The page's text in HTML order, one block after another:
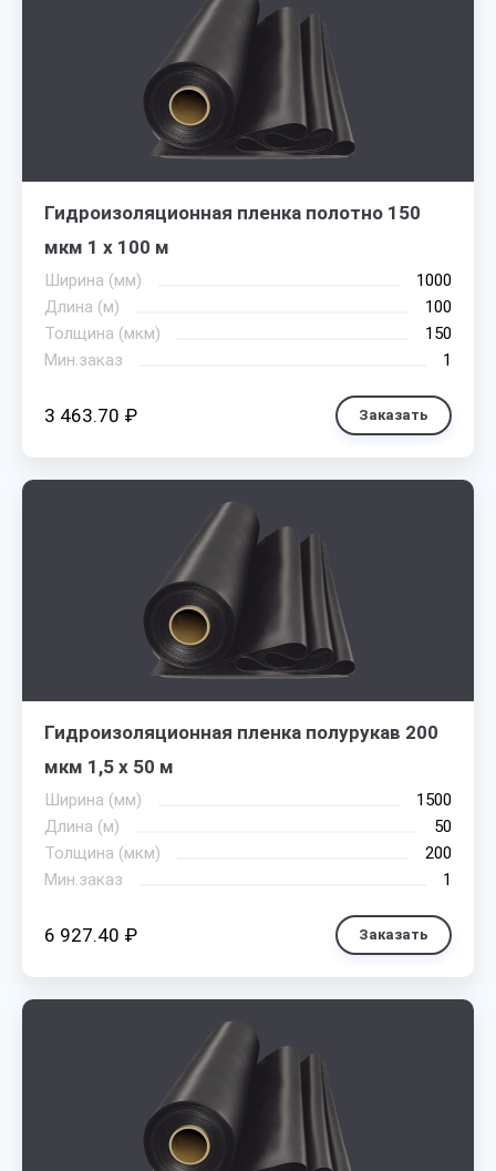
Гидроизоляционная пленка полотно 150
мкм 1 х 100 м
Ширина (мм)
1000
Длина (м)
100
Толщина (мкм)
150
Мин.заказ
1
3 463.70 ₽ Заказать
Гидроизоляционная пленка полурукав 200
мкм 1,5 х 50 м
Ширина (мм)
1500
Длина (м)
50
Толщина (мкм)
200
Мин.заказ
1
6 927.40 ₽ Заказать